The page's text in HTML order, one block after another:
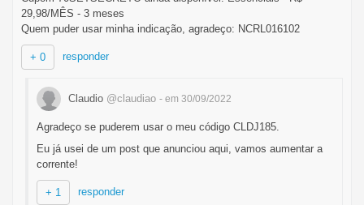
29,98/MÊS - 3 meses
Quem puder usar minha indicação, agradeço: NCRL016102
+ 0 responder
Claudio @claudiao - em 30/09/2022
Agradeço se puderem usar o meu código CLDJ185.
Eu já usei de um post que anunciou aqui, vamos aumentar a
corrente!
+ 1 responder